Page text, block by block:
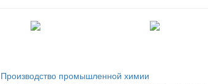
Производство промышленной химии